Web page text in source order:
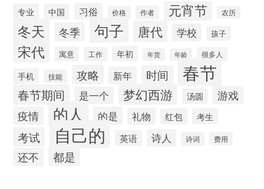
专业 中国 习俗 价格 作者 元宵节 农历
冬天 冬季 句子 唐代 学校 孩子
宋代 寓意 工作 年初 年货 年龄 很多人
手机 技能 攻略 新年 时间 春节
春节期间 是一个 梦幻西游 汤圆
游戏
疫情
的人 的是 礼物 红包 考生
考试 自己的 英语 诗人 诗词 费用
还不 都是